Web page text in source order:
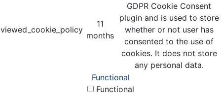
viewed_cookie_policy
11
months
GDPR Cookie Consent
plugin and is used to store
whether or not user has
consented to the use of
cookies. It does not store
any personal data.
Functional
Functional